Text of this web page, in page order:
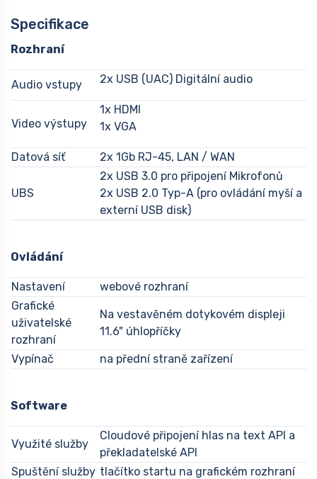
Specifikace
Rozhraní
Audio vstupy 2x USB (UAC) Digitální audio
Video výstupy
1x HDMI
1x VGA
Datová síť 2x 1Gb RJ-45, LAN / WAN
UBS
2x USB 3.0 pro připojení Mikrofonů
2x USB 2.0 Typ-A (pro ovládání myší a
externí USB disk)
Ovládání
Nastavení
webové rozhraní
Grafické
uživatelské
rozhraní
Na vestavěném dotykovém displeji
11.6" úhlopříčky
Vypínač na přední straně zařízení
Software
Využité služby
Cloudové připojení hlas na text API a
překladatelské API
Spuštění služby tlačítko startu na grafickém rozhraní